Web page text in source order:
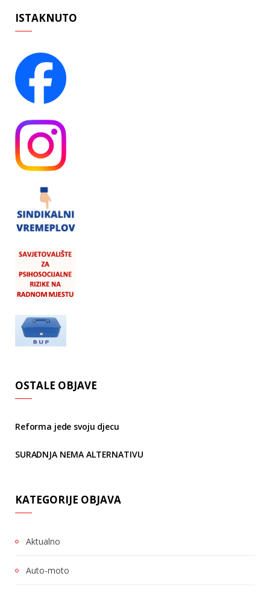
ISTAKNUTO
OSTALE OBJAVE
Reforma jede svoju djecu
SURADNJA NEMA ALTERNATIVU
KATEGORIJE OBJAVA
Aktualno
Auto-moto